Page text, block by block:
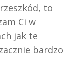
to
Ci w
jak te
bardzo